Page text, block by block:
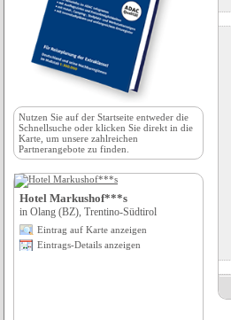
Nutzen Sie auf der Startseite entweder die
Schnellsuche oder klicken Sie direkt in die
Karte, um unsere zahlreichen
Partnerangebote zu finden.
Hotel Markushof***s
in Olang (BZ), Trentino-Südtirol
Eintrag auf Karte anzeigen
Eintrags-Details anzeigen